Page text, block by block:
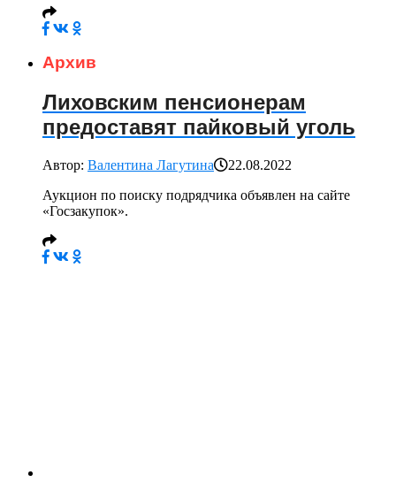
Архив
Лиховским пенсионерам
предоставят пайковый уголь
Автор: Валентина Лагутина
22.08.2022
Аукцион по поиску подрядчика объявлен на сайте
«Госзакупок».